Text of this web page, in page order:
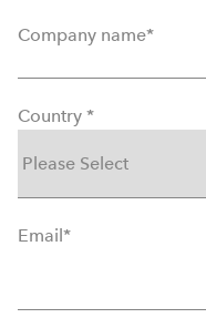
Company name*
Country *
Email*